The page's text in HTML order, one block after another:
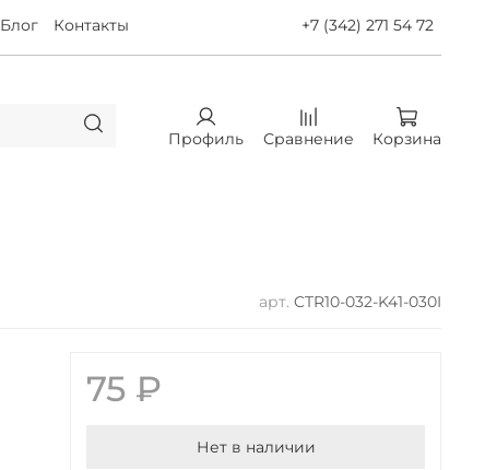
Блог Контакты +7 (342) 271 54 72
Профиль Сравнение Корзина
арт. CTR10-032-K41-030I
75 ₽
Нет в наличии